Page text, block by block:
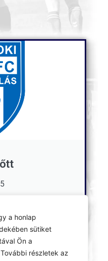
a honlap
sütiket
Ön a
részletek az